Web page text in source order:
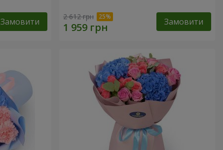
Замовити 2 612 грн Замовити